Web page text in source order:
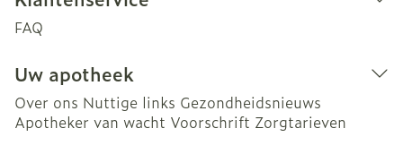
FAQ
Uw apotheek
Over ons Nuttige links Gezondheidsnieuws
Apotheker van wacht Voorschrift Zorgtarieven